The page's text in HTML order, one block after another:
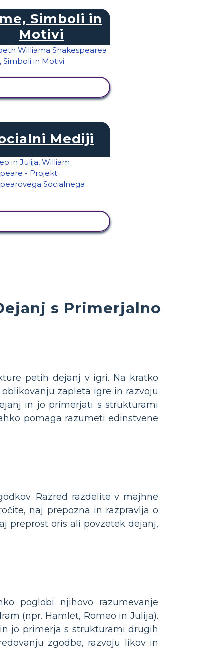
s Primerjalno
petih dejanj v igri. Na kratko
zapleta igre in razvoju
in jo primerjati s strukturami
pomaga razumeti edinstvene
Razred razdelite v majhne
naj prepozna in razpravlja o
preprost oris ali povzetek dejanj,
poglobi njihovo razumevanje
(npr. Hamlet, Romeo in Julija).
jo primerja s strukturami drugih
zgodbe, razvoju likov in
Simboli in
Motivi
Mediji